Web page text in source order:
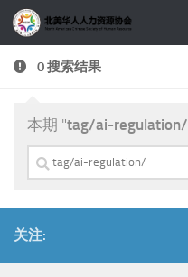
跳至内容
0 搜索结果
本期 "tag/ai-regulation/
搜
索：
关注: